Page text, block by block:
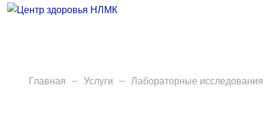
Анализы
Главная Услуги Лабораторные исследования